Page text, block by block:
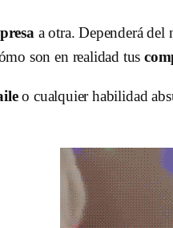
a otra. Dependerá del
son en realidad tus
o cualquier habilidad